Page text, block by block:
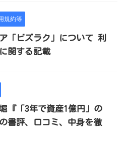
規約等
「ビズラク」について 利
関する記載
『「3年で資産1億円」の
書評、口コミ、中身を徹